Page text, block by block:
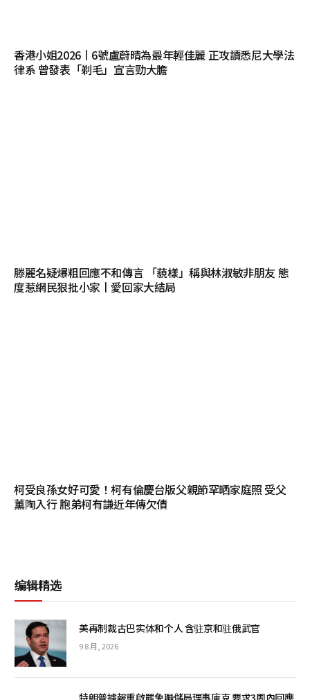
香港小姐2026丨6號盧蔚晴為最年輕佳麗 正攻讀悉尼大學法
律系 曾發表「剃毛」宣言勁大膽
滕麗名疑爆粗回應不和傳言 「藐樣」稱與林淑敏非朋友 態
度惹網民狠批小家丨愛回家大結局
柯受良孫女好可愛！柯有倫慶台版父親節罕晒家庭照 受父
薰陶入行 胞弟柯有謙近年傳欠債
编辑精选
美再制裁古巴实体和个人 含驻京和驻俄武官
9 8 月, 2026